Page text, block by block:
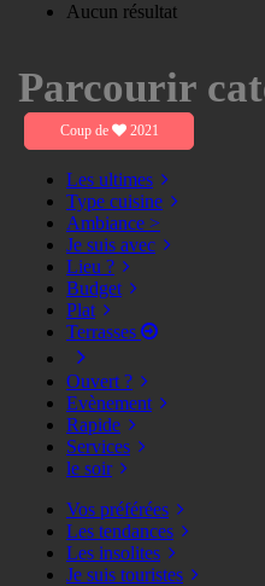
Aucun résultat
Parcourir
Coup de 2021
Les ultimes
Type cuisine
Ambiance >
Je suis avec
Lieu ?
Budget
Plat
Terrasses
Ouvert ?
Evènement
Rapide
Services
le soir
Vos préférées
Les tendances
Les insolites
Je suis touristes